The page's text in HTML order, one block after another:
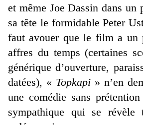
et même Joe Dassin dans un
sa tête le formidable Peter
faut avouer que le film a un
affres du temps (certaines
générique d’ouverture,
datées), « Topkapi » n’en
une comédie sans
sympathique qui se révèle